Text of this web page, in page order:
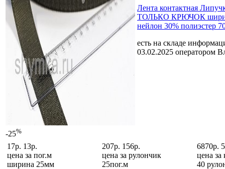
-25%
Лента контактная
ТОЛЬКО КРЮЧОК
нейлон 30% полиэстер
есть на складе
03.02.2025 оператором
17р. 13р.
цена за пог.м
ширина 25мм
207р. 156р.
цена за рулончик
25пог.м
6870р.
цена за
40